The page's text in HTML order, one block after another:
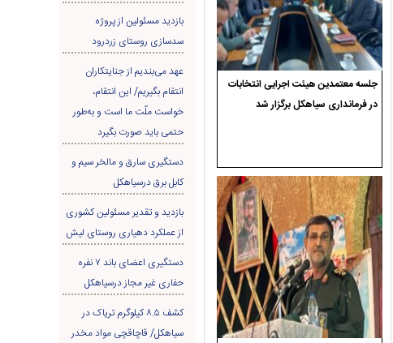
جلسه معتمدین هیئت اجرایی انتخابات
در فرمانداری سیاهکل برگزار شد
بازدید مسئولین از پروژه
سدسازی روستای زردرود
عهد می‌بندیم از جنایتکاران
انتقام بگیریم/ این انتقام،
خواست ملّت ما است و به‌طور
حتمی باید صورت بگیرد
دستگیری سارق و مالخر سیم و
کابل برق درسیاهکل
بازدید و تقدیر مسئولین کشوری
از عملکرد دهیاری روستای لیش
دستگیری اعضای باند ۷ نفره
حفاری غير مجاز درسیاهکل
کشف ۸.۵ کیلوگرم تریاک در
سیاهکل/ قاچاقچی مواد مخدر